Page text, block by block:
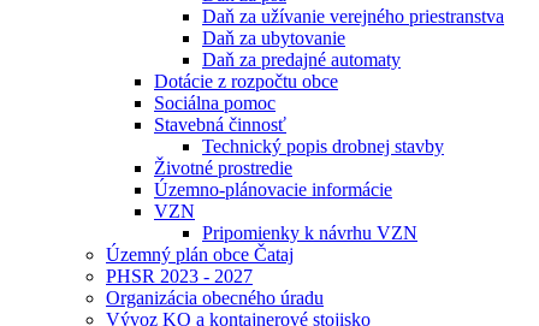
Daň za užívanie verejného priestranstva
Daň za ubytovanie
Daň za predajné automaty
Dotácie z rozpočtu obce
Sociálna pomoc
Stavebná činnosť
Technický popis drobnej stavby
Životné prostredie
Územno-plánovacie informácie
VZN
Pripomienky k návrhu VZN
Územný plán obce Čataj
PHSR 2023 - 2027
Organizácia obecného úradu
Vývoz KO a kontajnerové stojisko